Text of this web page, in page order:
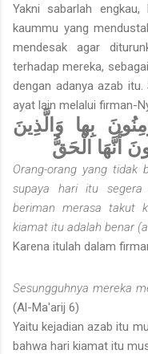
Yakni sabarlah
kaummu yang
mendesak agar
terhadap mereka,
dengan adanya azab
ayat lain melalui firman-
بِها وَالَّذِينَ
أَنَّهَا الْحَقُّ
Orang-orang yang tidak
supaya hari itu segera
beriman merasa takut
kiamat itu adalah benar
Karena itulah dalam
Sesungguhnya mereka
(Al-Ma'arij 6)
Yaitu kejadian azab itu
bahwa hari kiamat itu